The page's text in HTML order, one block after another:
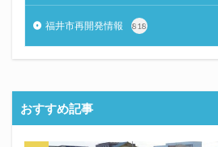
福井市再開発情報 818
おすすめ記事